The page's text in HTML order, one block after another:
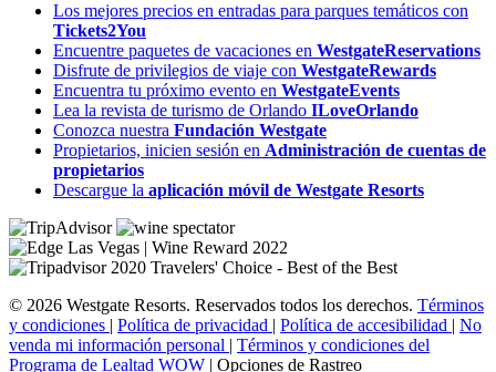
Los mejores precios en entradas para parques temáticos con
Tickets2You
Encuentre paquetes de vacaciones en WestgateReservations
Disfrute de privilegios de viaje con WestgateRewards
Encuentra tu próximo evento en WestgateEvents
Lea la revista de turismo de Orlando ILoveOrlando
Conozca nuestra Fundación Westgate
Propietarios, inicien sesión en Administración de cuentas de
propietarios
Descargue la aplicación móvil de Westgate Resorts
© 2026 Westgate Resorts. Reservados todos los derechos. Términos
y condiciones | Política de privacidad | Política de accesibilidad | No
venda mi información personal | Términos y condiciones del
Programa de Lealtad WOW | Opciones de Rastreo